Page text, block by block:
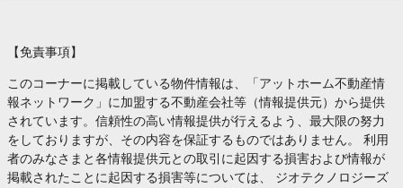
【免責事項】
このコーナーに掲載している物件情報は、「アットホーム不動産情
報ネットワーク」に加盟する不動産会社等（情報提供元）から提供
されています。信頼性の高い情報提供が行えるよう、最大限の努力
をしておりますが、その内容を保証するものではありません。 利用
者のみなさまと各情報提供元との取引に起因する損害および情報が
掲載されたことに起因する損害等については、 ジオテクノロジーズ